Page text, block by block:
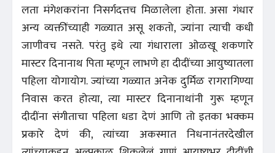
लता मंगेशकरांना निसर्गदत्तच मिळालेला होता. असा गंधार
अन्य व्यक्तींच्याही गळ्यात असू शकतो, ज्यांना त्याची कधी
जाणीवच नसते. परंतु इथे त्या गंधाराला ओळखू शकणारे
मास्टर दिनानाथ पिता म्हणून लाभणे हा दीदींच्या आयुष्यातला
पहिला योगायोग. ज्यांच्या गळ्यात अनेक दुर्मिळ रागरागिण्या
निवास करत होत्या, त्या मास्टर दिनानाथांनी गुरू म्हणून
दीदींना संगीताचा पहिला धडा देणं आणि तो इतका भक्कम
प्रकारे देणं की, त्यांच्या अकस्मात निधनानंतरदेखील